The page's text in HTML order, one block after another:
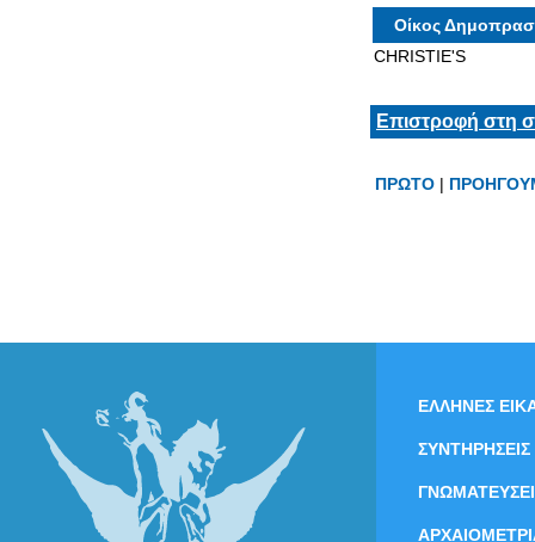
Οίκος
CHRISTIE'S
Επιστροφή στη
ΠΡΩΤΟ |
ΕΛΛΗΝΕΣ
ΣΥΝΤΗΡΗΣΕΙΣ